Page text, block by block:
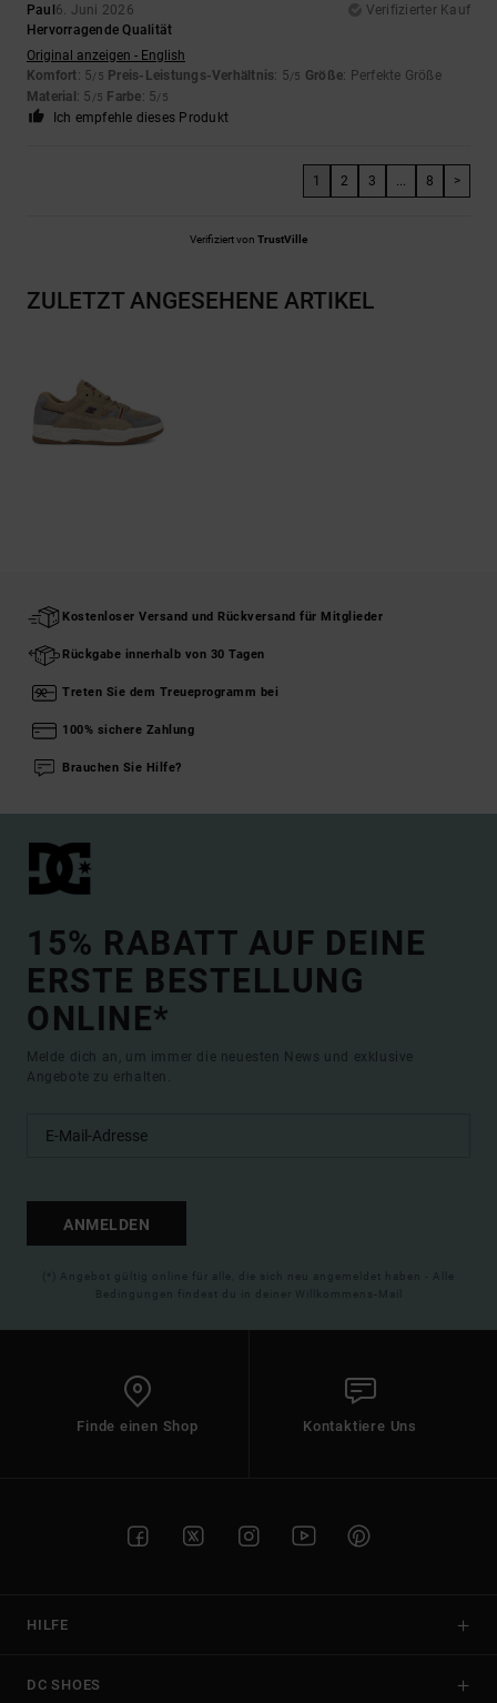
Paul6. Juni 2026
Verifizierter Kauf
Hervorragende Qualität
Original anzeigen - English
Komfort: 5/5 Preis-Leistungs-Verhältnis: 5/5 Größe: Perfekte Größe
Material: 5 /5 Farbe: 5/5
Ich empfehle dieses Produkt
1 2 3 8 >
Verifiziert von TrustVille
ZULETZT ANGESEHENE ARTIKEL
Kostenloser Versand und Rückversand für Mitglieder
Rückgabe innerhalb von 30 Tagen
Treten Sie dem Treueprogramm bei
100% sichere Zahlung
Brauchen Sie Hilfe?
15% RABATT AUF DEINE
ERSTE BESTELLUNG
ONLINE*
Melde dich an, um immer die neuesten News und exklusive
Angebote zu erhalten.
ANMELDEN
(*) Angebot gültig online für alle, die sich neu angemeldet haben - Alle
Bedingungen findest du in deiner Willkommens-Mail
Finde einen Shop Kontaktiere Uns
HILFE
DC SHOES